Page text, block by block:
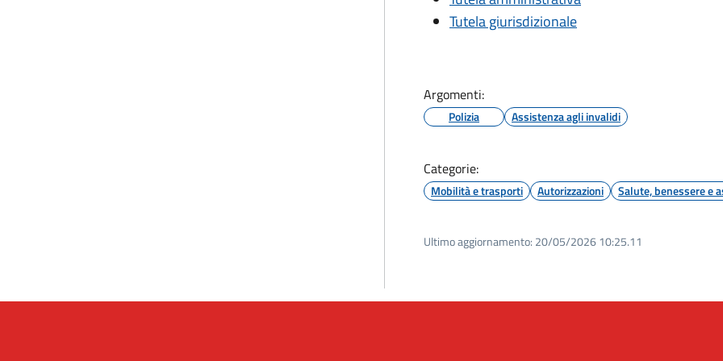
Tutela giurisdizionale
Argomenti:
Polizia Assistenza agli invalidi
Categorie:
Mobilità e trasporti Autorizzazioni Salute, benessere e
Ultimo aggiornamento: 20/05/2026 10:25.11